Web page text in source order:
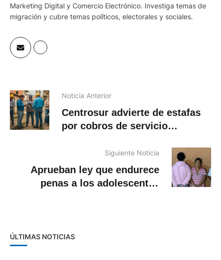
Marketing Digital y Comercio Electrónico. Investiga temas de
migración y cubre temas políticos, electorales y sociales.
Noticia Anterior
Centrosur advierte de estafas
por cobros de servicio
Siguiente Noticia
Aprueban ley que endurece
penas a los adolescentes
ÚLTIMAS NOTICIAS